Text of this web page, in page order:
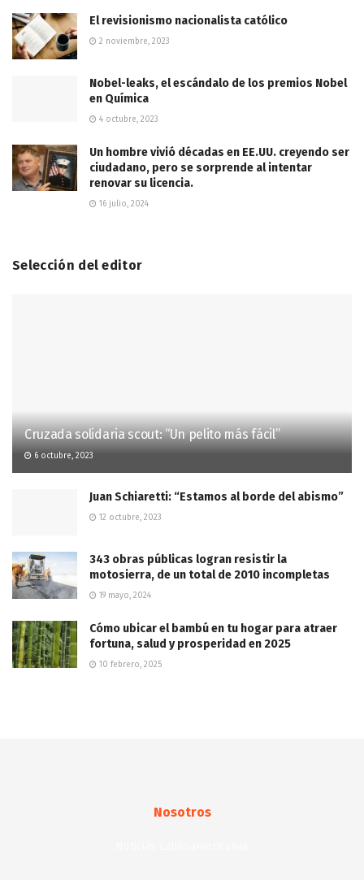
El revisionismo nacionalista católico
2 noviembre, 2023
Nobel-leaks, el escándalo de los premios Nobel
en Química
4 octubre, 2023
Un hombre vivió décadas en EE.UU. creyendo ser
ciudadano, pero se sorprende al intentar
renovar su licencia.
16 julio, 2024
Selección del editor
Cruzada solidaria scout: “Un pelito más fácil”
6 octubre, 2023
Juan Schiaretti: “Estamos al borde del abismo”
12 octubre, 2023
343 obras públicas logran resistir la
motosierra, de un total de 2010 incompletas
19 mayo, 2024
Cómo ubicar el bambú en tu hogar para atraer
fortuna, salud y prosperidad en 2025
10 febrero, 2025
Nosotros